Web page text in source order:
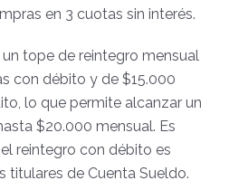
en 3 cuotas sin interés.
tope de reintegro mensual
con débito y de $15.000
lo que permite alcanzar un
$20.000 mensual. Es
reintegro con débito es
titulares de Cuenta Sueldo.